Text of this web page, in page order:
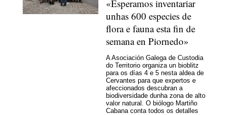
«Esperamos inventariar
unhas 600 especies de
flora e fauna esta fin de
semana en Piornedo»
A Asociación Galega de Custodia
do Territorio organiza un bioblitz
para os días 4 e 5 nesta aldea de
Cervantes para que expertos e
afeccionados descubran a
biodiversidade dunha zona de alto
valor natural. O biólogo Martiño
Cabana conta todos os detalles